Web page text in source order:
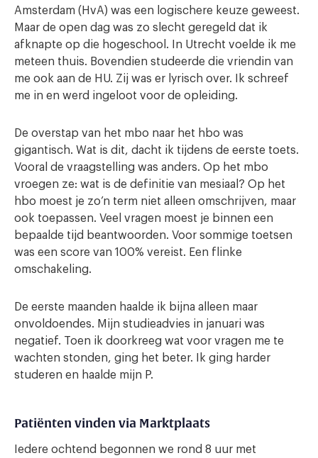
Amsterdam (HvA) was een logischere keuze geweest.
Maar de open dag was zo slecht geregeld dat ik
afknapte op die hogeschool. In Utrecht voelde ik me
meteen thuis. Bovendien studeerde die vriendin van
me ook aan de HU. Zij was er lyrisch over. Ik schreef
me in en werd ingeloot voor de opleiding.
De overstap van het mbo naar het hbo was
gigantisch. Wat is dit, dacht ik tijdens de eerste toets.
Vooral de vraagstelling was anders. Op het mbo
vroegen ze: wat is de definitie van mesiaal? Op het
hbo moest je zo’n term niet alleen omschrijven, maar
ook toepassen. Veel vragen moest je binnen een
bepaalde tijd beantwoorden. Voor sommige toetsen
was een score van 100% vereist. Een flinke
omschakeling.
De eerste maanden haalde ik bijna alleen maar
onvoldoendes. Mijn studieadvies in januari was
negatief. Toen ik doorkreeg wat voor vragen me te
wachten stonden, ging het beter. Ik ging harder
studeren en haalde mijn P.
Patiënten vinden via Marktplaats
Iedere ochtend begonnen we rond 8 uur met